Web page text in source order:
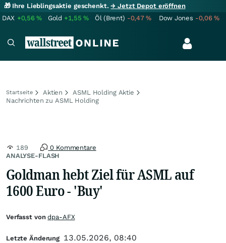
🎁 Ihre Lieblingsaktie geschenkt.→ Jetzt Depot eröffnen
DAX +0,56% Gold +1,55% Öl (Brent) -0,47% Dow Jones -0,06%
Startseite Aktien
ASML Holding Aktie
Nachrichten zu ASML Holding
ANALYSE-FLASH
189 0 Kommentare
Goldman hebt Ziel für ASML auf
1600 Euro - 'Buy'
Verfasst vondpa-AFX
Letzte Änderung 13.05.2026, 08:40